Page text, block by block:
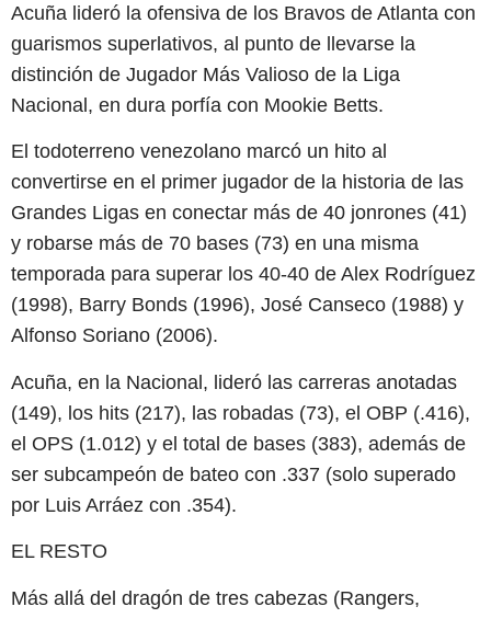
Acuña lideró la ofensiva de los Bravos de Atlanta con
guarismos superlativos, al punto de llevarse la
distinción de Jugador Más Valioso de la Liga
Nacional, en dura porfía con Mookie Betts.
El todoterreno venezolano marcó un hito al
convertirse en el primer jugador de la historia de las
Grandes Ligas en conectar más de 40 jonrones (41)
y robarse más de 70 bases (73) en una misma
temporada para superar los 40-40 de Alex Rodríguez
(1998), Barry Bonds (1996), José Canseco (1988) y
Alfonso Soriano (2006).
Acuña, en la Nacional, lideró las carreras anotadas
(149), los hits (217), las robadas (73), el OBP (.416),
el OPS (1.012) y el total de bases (383), además de
ser subcampeón de bateo con .337 (solo superado
por Luis Arráez con .354).
EL RESTO
Más allá del dragón de tres cabezas (Rangers,